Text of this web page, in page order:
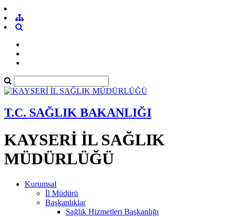
T.C. SAĞLIK BAKANLIĞI
KAYSERİ İL SAĞLIK
MÜDÜRLÜĞÜ
Kurumsal
İl Müdürü
Başkanlıklar
Sağlık Hizmetleri Başkanlığı